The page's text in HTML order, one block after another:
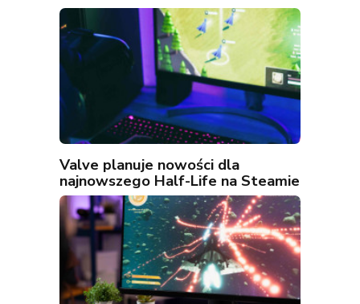
Valve planuje nowości dla
najnowszego Half-Life na Steamie